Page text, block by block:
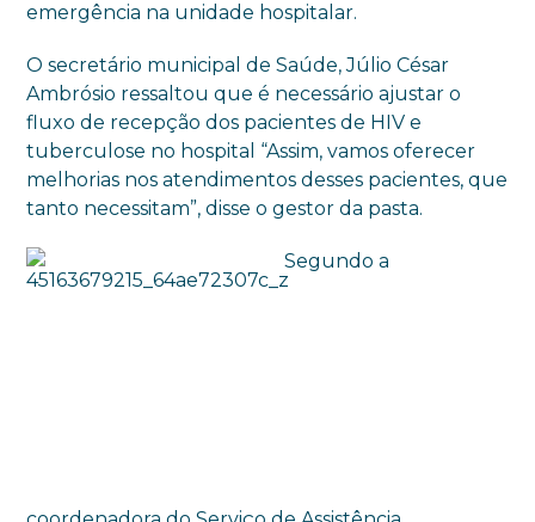
emergência na unidade hospitalar.
O secretário municipal de Saúde, Júlio César
Ambrósio ressaltou que é necessário ajustar o
fluxo de recepção dos pacientes de HIV e
tuberculose no hospital “Assim, vamos oferecer
melhorias nos atendimentos desses pacientes, que
tanto necessitam”, disse o gestor da pasta.
Segundo a